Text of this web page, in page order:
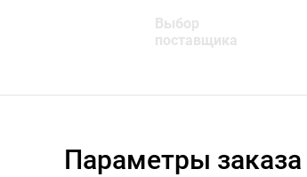
Выбор
поставщика
Параметры заказа